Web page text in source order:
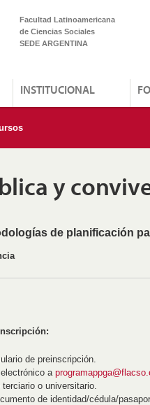
Facultad Latinoamericana
de Ciencias Sociales
SEDE ARGENTINA
INSTITUCIONAL
y
de planificación
de preinscripción.
a
o universitario.
de identidad/cédula/